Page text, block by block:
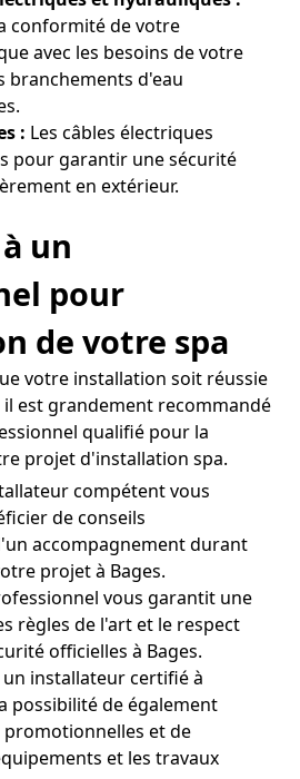
conformité de votre
avec les besoins de votre
branchements d'eau
: Les câbles électriques
pour garantir une sécurité
en extérieur.
un
pour
de votre spa
votre installation soit réussie
il est grandement recommandé
qualifié pour la
projet d'installation spa.
compétent vous
de conseils
accompagnement durant
projet à Bages.
vous garantit une
règles de l'art et le respect
officielles à Bages.
installateur certifié à
possibilité de également
et de
et les travaux